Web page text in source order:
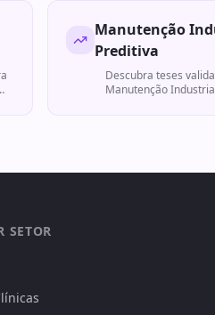
Manutenção
Preditiva
Descubra teses
Manutenção
SETOR